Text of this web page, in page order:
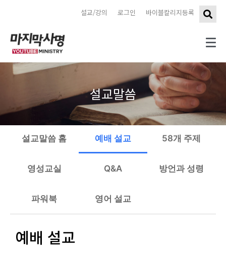
바이블칼리지등록
로그인
설교/강의
설교말씀
설교말씀 홈 예배 설교 58개 주제
영성교실 Q&A 방언과 성령
파워북 영어 설교
예배 설교